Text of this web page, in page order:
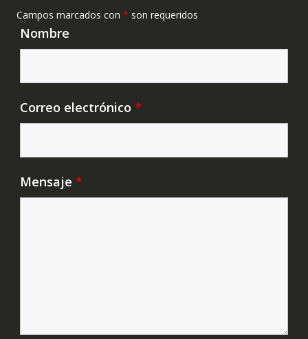
Campos marcados con * son requeridos
Nombre
Correo electrónico *
Mensaje *